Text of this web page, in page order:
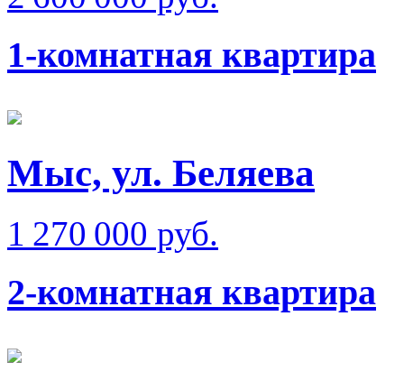
1-комнатная квартира
Мыс, ул. Беляева
1 270 000 руб.
2-комнатная квартира